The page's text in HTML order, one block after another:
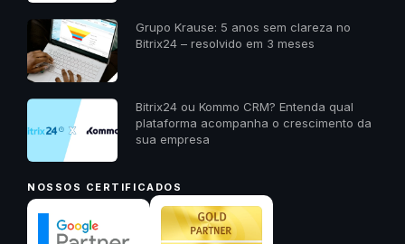
Grupo Krause: 5 anos sem clareza no
Bitrix24 – resolvido em 3 meses
Bitrix24 ou Kommo CRM? Entenda qual
plataforma acompanha o crescimento da
sua empresa
NOSSOS CERTIFICADOS